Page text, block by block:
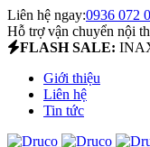
Liên hệ ngay:0936 072
Hỗ trợ vận chuyển nội
FLASH SALE:
Giới thiệu
Liên hệ
Tin tức